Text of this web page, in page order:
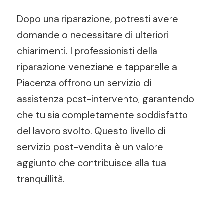
Dopo una riparazione, potresti avere
domande o necessitare di ulteriori
chiarimenti. I professionisti della
riparazione veneziane e tapparelle a
Piacenza offrono un servizio di
assistenza post-intervento, garantendo
che tu sia completamente soddisfatto
del lavoro svolto. Questo livello di
servizio post-vendita è un valore
aggiunto che contribuisce alla tua
tranquillità.